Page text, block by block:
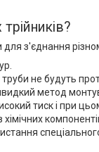
з'єднання
не будуть
метод
тиск і при